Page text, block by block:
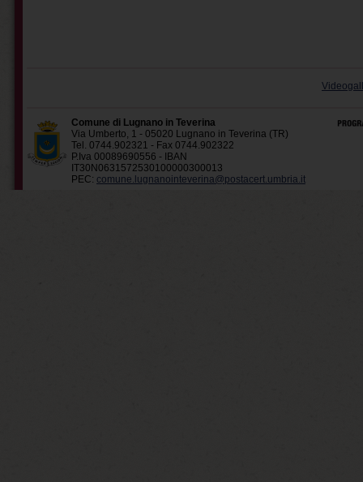
Comune di Lugnano in Teverina
Via Umberto, 1 - 05020 Lugnano in Teverina (TR)
Tel. 0744.902321 - Fax 0744.902322
P.Iva 00089690556 - IBAN
IT30N0631572530100000300013
PEC: comune.lugnanointeverina@postacert.umbria.it